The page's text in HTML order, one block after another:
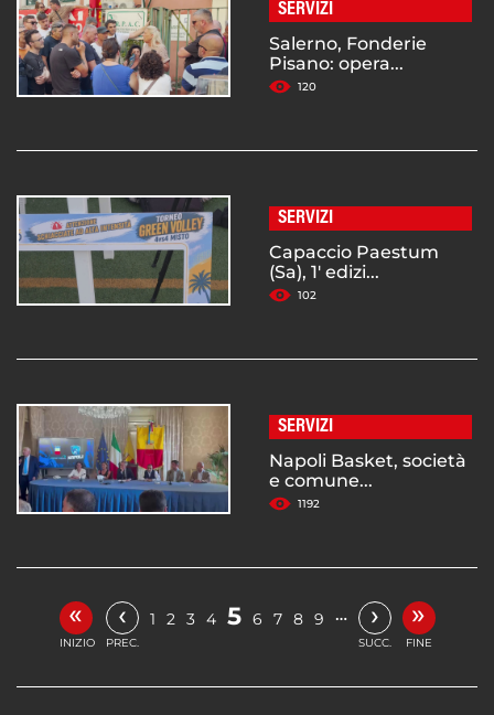
SERVIZI
Salerno, Fonderie
Pisano: opera...
120
SERVIZI
Capaccio Paestum
(Sa), 1' edizi...
102
SERVIZI
Napoli Basket, società
e comune...
1192
«
INIZIO
‹
PREC.
1 2 3 4 5 6 7 8 9 … ›
SUCC.
»
FINE